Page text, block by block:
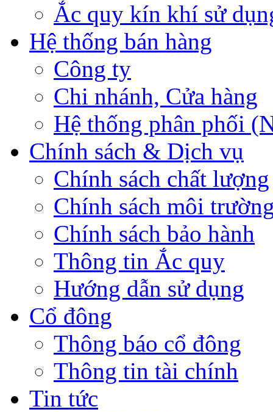
Ắc quy kín khí sử
Hệ thống bán hàng
Công ty
Chi nhánh, Cửa hàng
Hệ thống phân phối
Chính sách & Dịch vụ
Chính sách chất lượng
Chính sách môi
Chính sách bảo hành
Thông tin Ắc quy
Hướng dẫn sử dụng
Cổ đông
Thông báo cổ đông
Thông tin tài chính
Tin tức